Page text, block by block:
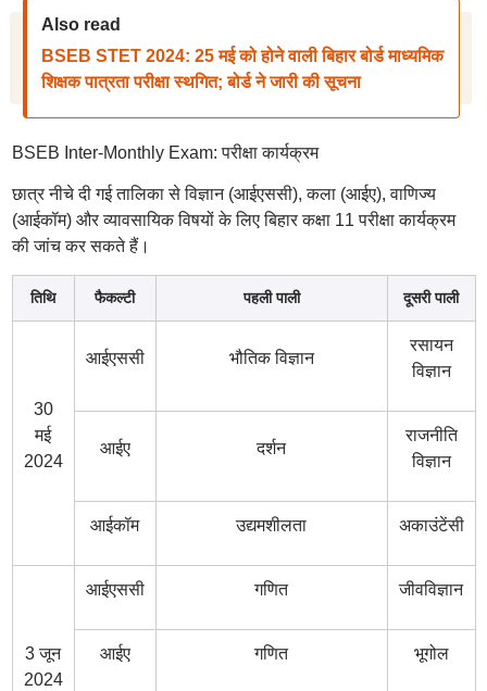
Also read
BSEB STET 2024: 25 मई को होने वाली बिहार बोर्ड माध्यमिक
शिक्षक पात्रता परीक्षा स्थगित; बोर्ड ने जारी की सूचना
BSEB Inter-Monthly Exam: परीक्षा कार्यक्रम
छात्र नीचे दी गई तालिका से विज्ञान (आईएससी), कला (आईए), वाणिज्य
(आईकॉम) और व्यावसायिक विषयों के लिए बिहार कक्षा 11 परीक्षा कार्यक्रम
की जांच कर सकते हैं।
तिथि फैकल्टी पहली पाली दूसरी पाली
30
मई
2024
आईएससी भौतिक विज्ञान
रसायन
विज्ञान
आईए दर्शन
राजनीति
विज्ञान
आईकॉम उद्यमशीलता अकाउंटेंसी
3 जून
2024
आईएससी गणित जीवविज्ञान
आईए गणित भूगोल